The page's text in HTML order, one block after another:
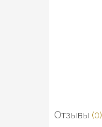
Отзывы (0)